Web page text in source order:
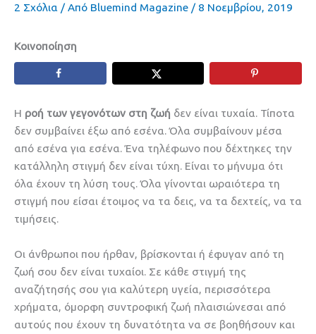
2 Σχόλια / Από Bluemind Magazine / 8 Νοεμβρίου, 2019
Κοινοποίηση
Η ροή των γεγονότων στη ζωή δεν είναι τυχαία. Τίποτα
δεν συμβαίνει έξω από εσένα. Όλα συμβαίνουν μέσα
από εσένα για εσένα. Ένα τηλέφωνο που δέχτηκες την
κατάλληλη στιγμή δεν είναι τύχη. Είναι το μήνυμα ότι
όλα έχουν τη λύση τους. Όλα γίνονται ωραιότερα τη
στιγμή που είσαι έτοιμος να τα δεις, να τα δεχτείς, να τα
τιμήσεις.
Οι άνθρωποι που ήρθαν, βρίσκονται ή έφυγαν από τη
ζωή σου δεν είναι τυχαίοι. Σε κάθε στιγμή της
αναζήτησής σου για καλύτερη υγεία, περισσότερα
χρήματα, όμορφη συντροφική ζωή πλαισιώνεσαι από
αυτούς που έχουν τη δυνατότητα να σε βοηθήσουν και